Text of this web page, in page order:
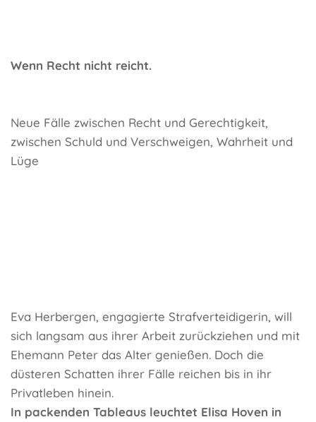
Wenn Recht nicht reicht.
Neue Fälle zwischen Recht und Gerechtigkeit,
zwischen Schuld und Verschweigen, Wahrheit und
Lüge
Eva Herbergen, engagierte Strafverteidigerin, will
sich langsam aus ihrer Arbeit zurückziehen und mit
Ehemann Peter das Alter genießen. Doch die
düsteren Schatten ihrer Fälle reichen bis in ihr
Privatleben hinein.
In packenden Tableaus leuchtet Elisa Hoven in